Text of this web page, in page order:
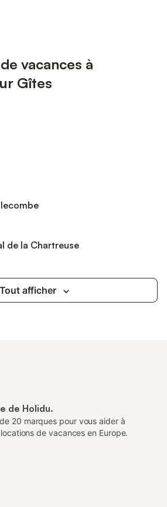
vacances à
Gîtes
de la Chartreuse
Tout afficher
de Holidu.
20 marques pour vous aider à
de vacances en Europe.